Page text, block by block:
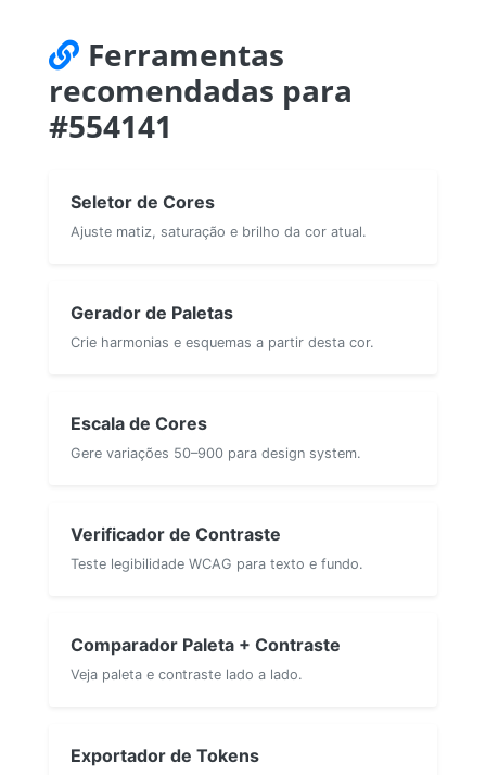
Ferramentas
recomendadas para
#554141
Seletor de Cores
Ajuste matiz, saturação e brilho da cor atual.
Gerador de Paletas
Crie harmonias e esquemas a partir desta cor.
Escala de Cores
Gere variações 50–900 para design system.
Verificador de Contraste
Teste legibilidade WCAG para texto e fundo.
Comparador Paleta + Contraste
Veja paleta e contraste lado a lado.
Exportador de Tokens